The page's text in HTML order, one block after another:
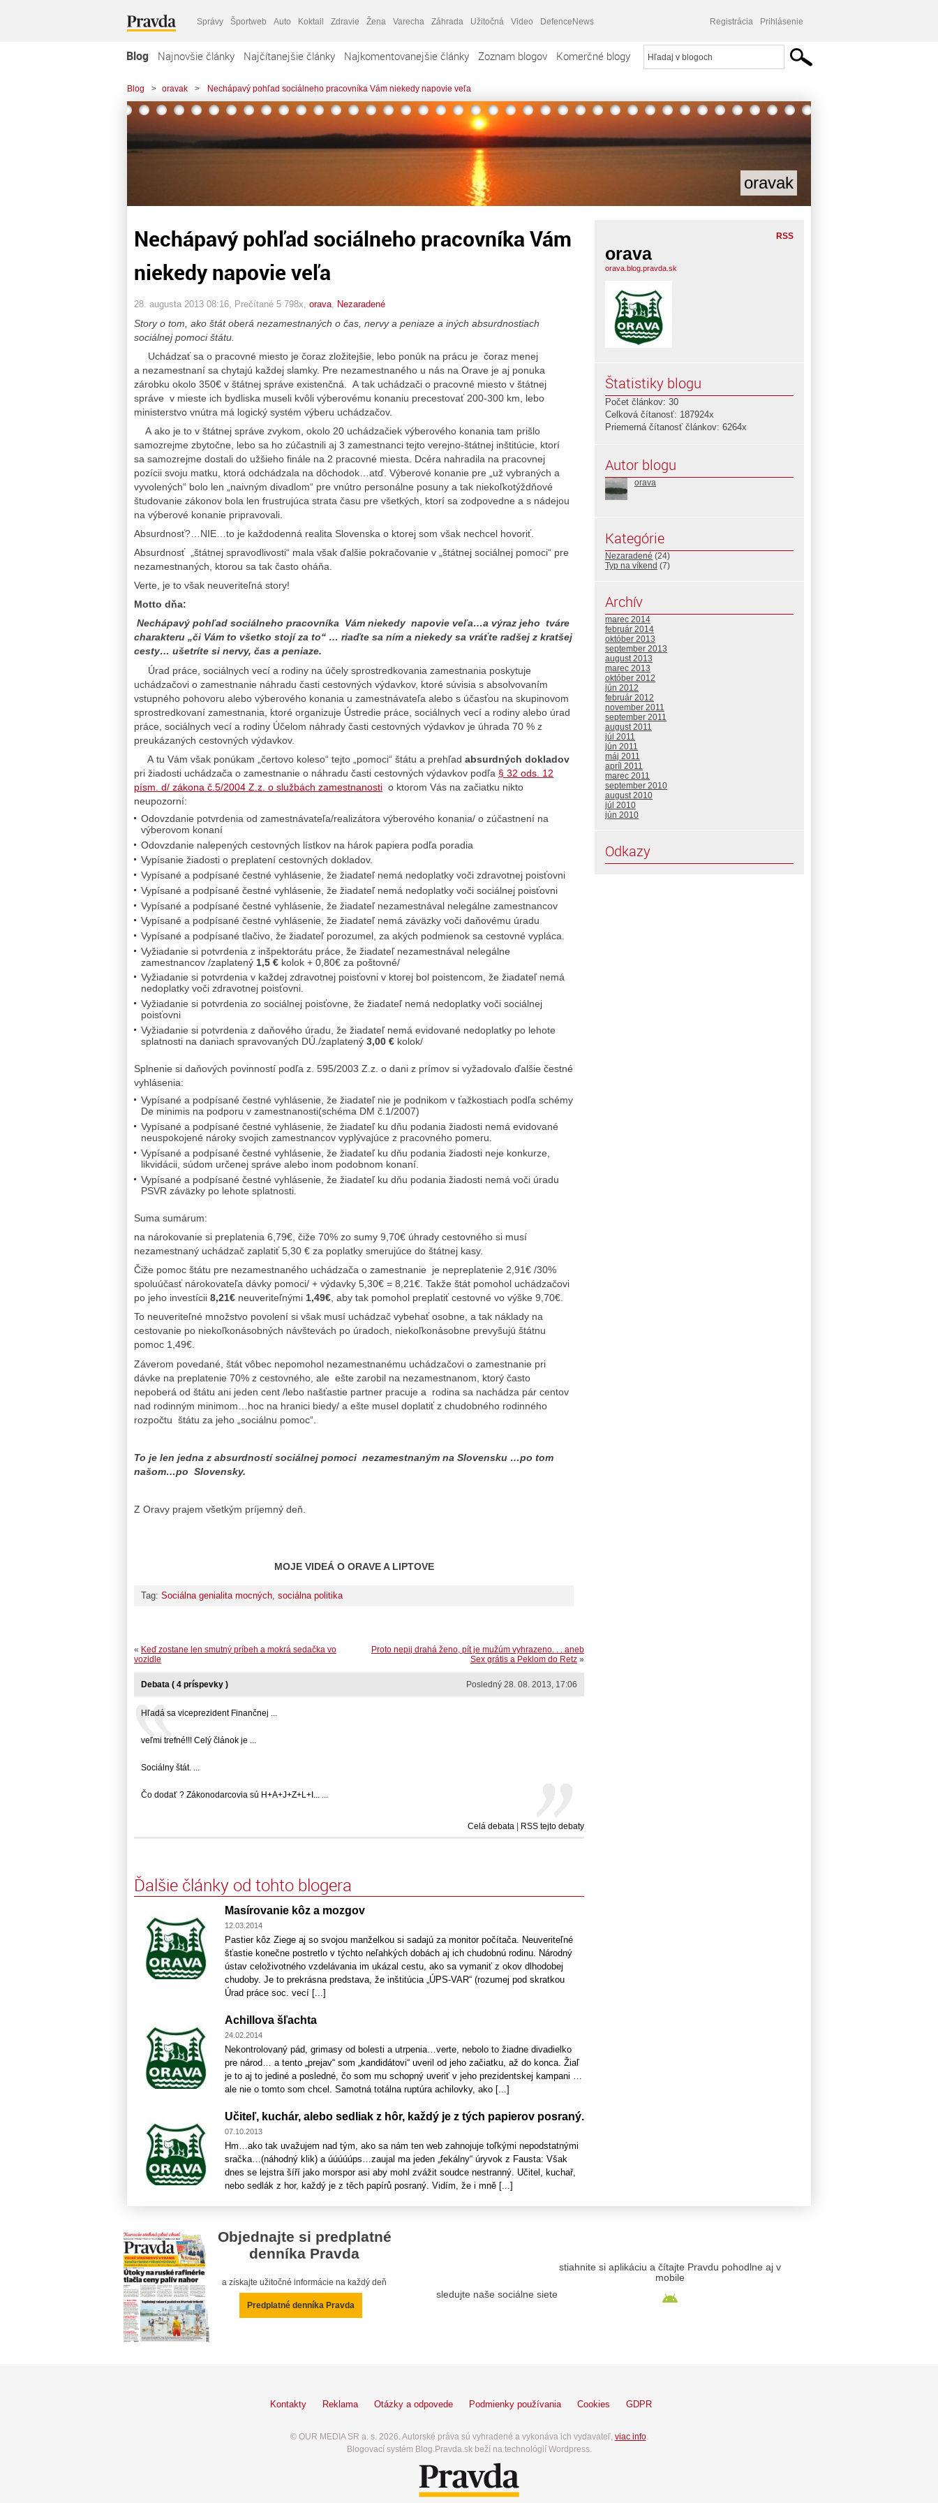
Správy Športweb Auto Koktail Zdravie Žena Varecha Záhrada Užitočná Video DefenceNews Registrácia Prihlásenie
Blog Najnovšie články Najčítanejšie články Najkomentovanejšie články Zoznam blogov Komerčné blogy
Blog > oravak > Nechápavý pohľad sociálneho pracovníka Vám niekedy napovie veľa
oravak
Nechápavý pohľad sociálneho pracovníka Vám
niekedy napovie veľa
28. augusta 2013 08:16 , Prečítané 5 798x, orava Nezaradené
Story o tom, ako štát oberá nezamestnaných o čas, nervy a peniaze a iných absurdnostiach
sociálnej pomoci štátu.
Uchádzať sa o pracovné miesto je čoraz zložitejšie, lebo ponúk na prácu je čoraz menej
a nezamestnaní sa chytajú každej slamky. Pre nezamestnaného u nás na Orave je aj ponuka
zárobku okolo 350€ v štátnej správe existenčná. A tak uchádzači o pracovné miesto v štátnej
správe v mieste ich bydliska museli kvôli výberovému konaniu precestovať 200-300 km, lebo
ministerstvo vnútra má logický systém výberu uchádzačov.
A ako je to v štátnej správe zvykom, okolo 20 uchádzačiek výberového konania tam prišlo
samozrejme zbytočne, lebo sa ho zúčastnili aj 3 zamestnanci tejto verejno-štátnej inštitúcie, ktorí
sa samozrejme dostali do užšieho finále na 2 pracovné miesta. Dcéra nahradila na pracovnej
pozícii svoju matku, ktorá odchádzala na dôchodok…atď. Výberové konanie pre „už vybraných a
vyvolených“ bolo len „naivným divadlom“ pre vnútro personálne posuny a tak niekoľkotýždňové
študovanie zákonov bola len frustrujúca strata času pre všetkých, ktorí sa zodpovedne a s nádejou
na výberové konanie pripravovali.
Absurdnosť?…NIE…to je každodenná realita Slovenska o ktorej som však nechcel hovoriť.
Absurdnosť „štátnej spravodlivosti“ mala však ďalšie pokračovanie v „štátnej sociálnej pomoci“ pre
nezamestnaných, ktorou sa tak často oháňa.
Verte, je to však neuveriteľná story!
Motto dňa:
Nechápavý pohľad sociálneho pracovníka Vám niekedy napovie veľa…a výraz jeho tváre
charakteru „či Vám to všetko stojí za to“ … riaďte sa ním a niekedy sa vráťte radšej z kratšej
cesty… ušetríte si nervy, čas a peniaze.
Úrad práce, sociálnych vecí a rodiny na účely sprostredkovania zamestnania poskytuje
uchádzačovi o zamestnanie náhradu časti cestovných výdavkov, ktoré súvisia s absolvovaním
vstupného pohovoru alebo výberového konania u zamestnávateľa alebo s účasťou na skupinovom
sprostredkovaní zamestnania, ktoré organizuje Ústredie práce, sociálnych vecí a rodiny alebo úrad
práce, sociálnych vecí a rodiny Účelom náhrady časti cestovných výdavkov je úhrada 70 % z
preukázaných cestovných výdavkov.
A tu Vám však ponúkam „čertovo koleso“ tejto „pomoci“ štátu a prehľad absurdných dokladov
pri žiadosti uchádzača o zamestnanie o náhradu časti cestovných výdavkov podľa § 32 ods. 12
písm. d/ zákona č.5/2004 Z.z. o službách zamestnanosti o ktorom Vás na začiatku nikto
neupozorní:
Odovzdanie potvrdenia od zamestnávateľa/realizátora výberového konania/ o zúčastnení na
výberovom konaní
Odovzdanie nalepených cestovných lístkov na hárok papiera podľa poradia
Vypísanie žiadosti o preplatení cestovných dokladov.
Vypísané a podpísané čestné vyhlásenie, že žiadateľ nemá nedoplatky voči zdravotnej poisťovni
Vypísané a podpísané čestné vyhlásenie, že žiadateľ nemá nedoplatky voči sociálnej poisťovni
Vypísané a podpísané čestné vyhlásenie, že žiadateľ nezamestnával nelegálne zamestnancov
Vypísané a podpísané čestné vyhlásenie, že žiadateľ nemá záväzky voči daňovému úradu
Vypísané a podpísané tlačivo, že žiadateľ porozumel, za akých podmienok sa cestovné vypláca.
Vyžiadanie si potvrdenia z inšpektorátu práce, že žiadateľ nezamestnával nelegálne
zamestnancov /zaplatený 1,5 € kolok + 0,80€ za poštovné/
Vyžiadanie si potvrdenia v každej zdravotnej poisťovni v ktorej bol poistencom, že žiadateľ nemá
nedoplatky voči zdravotnej poisťovni.
Vyžiadanie si potvrdenia zo sociálnej poisťovne, že žiadateľ nemá nedoplatky voči sociálnej
poisťovni
Vyžiadanie si potvrdenia z daňového úradu, že žiadateľ nemá evidované nedoplatky po lehote
splatnosti na daniach spravovaných DÚ./zaplatený 3,00 € kolok/
Splnenie si daňových povinností podľa z. 595/2003 Z.z. o dani z prímov si vyžadovalo ďalšie čestné
vyhlásenia:
Vypísané a podpísané čestné vyhlásenie, že žiadateľ nie je podnikom v ťažkostiach podľa schémy
De minimis na podporu v zamestnanosti(schéma DM č.1/2007)
Vypísané a podpísané čestné vyhlásenie, že žiadateľ ku dňu podania žiadosti nemá evidované
neuspokojené nároky svojich zamestnancov vyplývajúce z pracovného pomeru.
Vypísané a podpísané čestné vyhlásenie, že žiadateľ ku dňu podania žiadosti neje konkurze,
likvidácii, súdom určenej správe alebo inom podobnom konaní.
Vypísané a podpísané čestné vyhlásenie, že žiadateľ ku dňu podania žiadosti nemá voči úradu
PSVR záväzky po lehote splatnosti.
Suma sumárum:
na nárokovanie si preplatenia 6,79€, čiže 70% zo sumy 9,70€ úhrady cestovného si musí
nezamestnaný uchádzač zaplatiť 5,30 € za poplatky smerujúce do štátnej kasy.
Čiže pomoc štátu pre nezamestnaného uchádzača o zamestnanie je nepreplatenie 2,91€ /30%
spoluúčasť nárokovateľa dávky pomoci/ + výdavky 5,30€ = 8,21€. Takže štát pomohol uchádzačovi
po jeho investícii 8,21€ neuveriteľnými 1,49€, aby tak pomohol preplatiť cestovné vo výške 9,70€.
To neuveriteľné množstvo povolení si však musí uchádzač vybehať osobne, a tak náklady na
cestovanie po niekoľkonásobných návštevách po úradoch, niekoľkonásobne prevyšujú štátnu
pomoc 1,49€.
Záverom povedané, štát vôbec nepomohol nezamestnanému uchádzačovi o zamestnanie pri
dávke na preplatenie 70% z cestovného, ale ešte zarobil na nezamestnanom, ktorý často
nepoberá od štátu ani jeden cent /lebo našťastie partner pracuje a rodina sa nachádza pár centov
nad rodinným minimom…hoc na hranici biedy/ a ešte musel doplatiť z chudobného rodinného
rozpočtu štátu za jeho „sociálnu pomoc“.
To je len jedna z absurdností sociálnej pomoci nezamestnaným na Slovensku …po tom
našom…po Slovensky.
Z Oravy prajem všetkým príjemný deň.
MOJE VIDEÁ O ORAVE A LIPTOVE
Tag: Sociálna genialita mocných sociálna politika
Proto nepij drahá ženo, pít je mužúm vyhrazeno. . . aneb
Sex grátis a Peklom do Retz »
« Keď zostane len smutný príbeh a mokrá sedačka vo
vozidle
Posledný 28. 08. 2013, 17:06
Debata ( 4 príspevky )
Hľadá sa viceprezident Finančnej ...
veľmi trefné!!! Celý článok je ...
Sociálny štát. ...
Čo dodať ? Zákonodarcovia sú H+A+J+Z+L+I... ...
Celá debata | RSS tejto debaty
Ďalšie články od tohto blogera
Masírovanie kôz a mozgov
12.03.2014
Pastier kôz Ziege aj so svojou manželkou si sadajú za monitor počítača. Neuveriteľné
šťastie konečne postretlo v týchto neľahkých dobách aj ich chudobnú rodinu. Národný
ústav celoživotného vzdelávania im ukázal cestu, ako sa vymaniť z okov dlhodobej
chudoby. Je to prekrásna predstava, že inštitúcia „ÚPS-VAR“ (rozumej pod skratkou
Úrad práce soc. vecí [...]
Achillova šľachta
24.02.2014
Nekontrolovaný pád, grimasy od bolesti a utrpenia…verte, nebolo to žiadne divadielko
pre národ… a tento „prejav“ som „kandidátovi“ uveril od jeho začiatku, až do konca. Žiaľ
je to aj to jediné a posledné, čo som mu schopný uveriť v jeho prezidentskej kampani …
ale nie o tomto som chcel. Samotná totálna ruptúra achilovky, ako [...]
Učiteľ, kuchár, alebo sedliak z hôr, každý je z tých papierov posraný.
07.10.2013
Hm…ako tak uvažujem nad tým, ako sa nám ten web zahnojuje toľkými nepodstatnými
sračka…(náhodný klik) a úúúúúps…zaujal ma jeden „fekálny“ úryvok z Fausta: Však
dnes se lejstra šíří jako morspor asi aby mohl zvážit soudce nestranný. Učitel, kuchař,
nebo sedlák z hor, každý je z těch papírů posraný. Vidím, že i mně [...]
RSS
orava
orava.blog.pravda.sk
Štatistiky blogu
Počet článkov: 30
Celková čítanosť: 187924x
Priemerná čítanosť článkov: 6264x
Autor blogu
orava
Kategórie
Nezaradené (24)
Typ na víkend (7)
Archív
marec 2014
február 2014
október 2013
september 2013
august 2013
marec 2013
október 2012
jún 2012
február 2012
november 2011
september 2011
august 2011
júl 2011
jún 2011
máj 2011
apríl 2011
marec 2011
september 2010
august 2010
júl 2010
jún 2010
Odkazy
Objednajte si predplatné
denníka Pravda
a získajte užitočné informácie na každý deň
Predplatné denníka Pravda
sledujte naše sociálne siete
stiahnite si aplikáciu a čítajte Pravdu pohodlne aj v
mobile
Kontakty Reklama Otázky a odpovede Podmienky používania Cookies GDPR
© OUR MEDIA SR a. s. 2026. Autorské práva sú vyhradené a vykonáva ich vydavateľ, viac info.
Blogovací systém Blog.Pravda.sk beží na technológií Wordpress.